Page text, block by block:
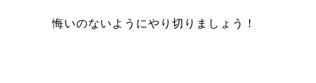
悔いのないようにやり切りましょう！